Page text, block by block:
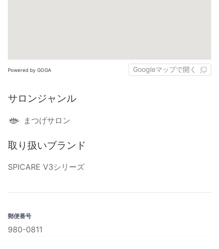
Powered by GOGA Googleマップで開く
サロンジャンル
まつげサロン
取り扱いブランド
SPICARE V3シリーズ
郵便番号
980-0811